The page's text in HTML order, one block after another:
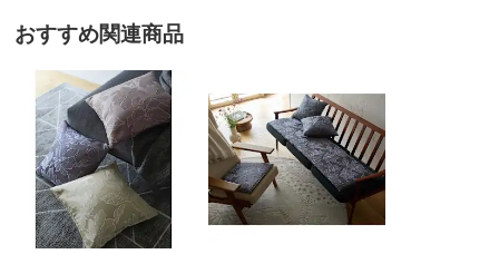
別
※お届け先が同じであれば複数個ご購入いただいても¥880です。
お支払い方法
■色：（ア）ベージュ、（イ）ブルー、（ウ）ピンク
■サイズ：約46cm×46cm
■素材：ポリエステル100％、中身…ウレタンフォーム（ポ
リエステル綿巻き）
■日本製
おすすめ関連商品